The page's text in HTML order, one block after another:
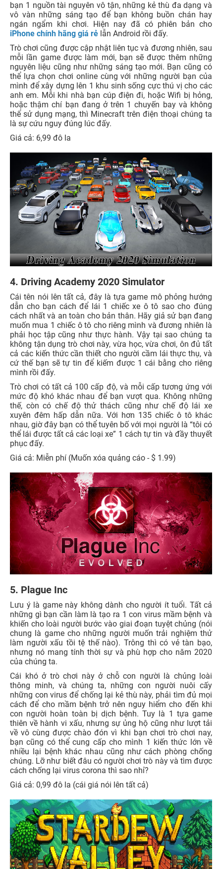
bạn 1 nguồn tài nguyên vô tận, những kẻ thù đa dạng và
vô vàn những sáng tạo để bạn không buồn chán hay
ngán ngẩm khi chơi. Hiện nay đã có phiên bản cho
iPhone chính hãng giá rẻ lẫn Android rồi đấy.
Trò chơi cũng được cập nhật liên tục và đương nhiên, sau
mỗi lần game được làm mới, bạn sẽ được thêm những
nguyên liệu cũng như những sáng tạo mới. Bạn cũng có
thể lựa chọn chơi online cùng với những người bạn của
mình để xây dựng lên 1 khu sinh sống cực thú vị cho các
anh em. Mỗi khi nhà bạn cúp điện đi, hoặc Wifi bị hỏng,
hoặc thậm chí bạn đang ở trên 1 chuyến bay và không
thể sử dụng mạng, thì Minecraft trên điện thoại chúng ta
là sự cứu nguy đúng lúc đấy.
Giá cả: 6,99 đô la
4. Driving Academy 2020 Simulator
Cái tên nói lên tất cả, đây là tựa game mô phỏng hướng
dẫn cho bạn cách để lái 1 chiếc xe ô tô sao cho đúng
cách nhất và an toàn cho bản thân. Hãy giả sử bạn đang
muốn mua 1 chiếc ô tô cho riêng mình và đương nhiên là
phải học tập cũng như thực hành. Vậy tại sao chúng ta
không tận dụng trò chơi này, vừa học, vừa chơi, ôn đủ tất
cả các kiến thức cần thiết cho người cầm lái thực thụ, và
cứ thế bạn sẽ tự tin để kiếm được 1 cái bằng cho riêng
mình rồi đấy.
Trò chơi có tất cả 100 cấp độ, và mỗi cấp tương ứng với
mức độ khó khác nhau để bạn vượt qua. Không những
thế, còn có chế độ thử thách cũng như chế độ lái xe
xuyên đêm hấp dẫn nữa. Với hơn 135 chiếc ô tô khác
nhau, giờ đây bạn có thể tuyên bố với mọi người là “tôi có
thể lái được tất cả các loại xe” 1 cách tự tin và đầy thuyết
phục đấy.
Giá cả: Miễn phí (Muốn xóa quảng cáo - $ 1.99)
5. Plague Inc
Lưu ý là game này không dành cho người ít tuổi. Tất cả
những gì bạn cần làm là tạo ra 1 con virus mầm bệnh và
khiến cho loài người bước vào giai đoạn tuyệt chủng (nói
chung là game cho những người muốn trải nghiệm thử
làm người xấu tồi tệ thế nào). Trông thì có vẻ tàn bạo,
nhưng nó mang tính thời sự và phù hợp cho năm 2020
của chúng ta.
Cái khó ở trò chơi này ở chỗ con người là chủng loài
thông minh, và chúng ta, những con người nuôi cấy
những con virus để chống lại kẻ thù này, phải tìm đủ mọi
cách để cho mầm bệnh trở nên nguy hiểm cho đến khi
con người hoàn toàn bị dịch bệnh. Tuy là 1 tựa game
thiên về hành vi xấu, nhưng sự ủng hộ cũng như lượt tải
về vô cùng được chào đón vì khi bạn chơi trò chơi nay,
bạn cũng có thể cung cấp cho mình 1 kiến thức lớn về
nhiều lại bệnh khác nhau cũng như cách phòng chống
chúng. Lỡ như biết đâu có người chơi trò này và tìm được
cách chống lại virus corona thì sao nhỉ?
Giá cả: 0,99 đô la (cái giá nói lên tất cả)